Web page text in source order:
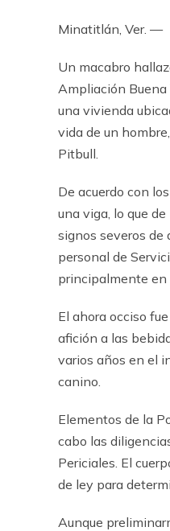
Minatitlán, Ver. —
Un macabro
Ampliación
una vivienda
vida de un
Pitbull.
De acuerdo con
una viga, lo que
signos severos de
personal de
principalmente en
El ahora occiso
afición a las
varios años en el
canino.
Elementos de la
cabo las
Periciales. El
de ley para
Aunque